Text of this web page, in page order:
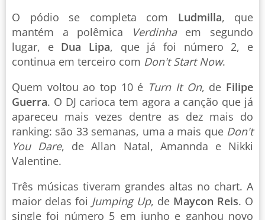
O pódio se completa com Ludmilla, que
mantém a polêmica
Verdinhaem segundo
lugar, e Dua Lipa, que já foi número 2, e
continua em terceiro com Don't Start Now.
Quem voltou ao top 10 é Turn It On, de Filipe
Guerra. O DJ carioca tem agora a canção que já
apareceu mais vezes dentre as dez mais do
ranking: são 33 semanas, uma a mais que Don't
You Dare, de Allan Natal, Amannda e Nikki
Valentine.
Três músicas tiveram grandes altas no chart. A
maior delas foi Jumping Up, de Maycon Reis. O
single foi número 5 em junho e ganhou novo